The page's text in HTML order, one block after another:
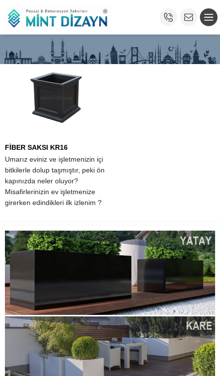
FİBER SAKSI KR16
Umarız eviniz ve işletmenizin içi
bitkilerle dolup taşmıştır, peki ön
kapınızda neler oluyor?
Misafirlerinizin ev işletmenize
girerken edindikleri ilk izlenim ?